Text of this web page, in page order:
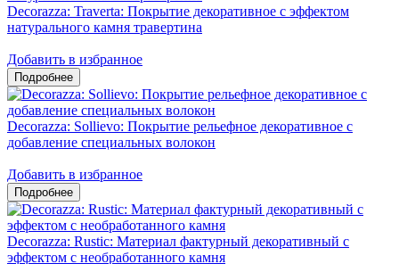
Decorazza: Traverta: Покрытие декоративное с эффектом
натурального камня травертина
Добавить в избранное
Decorazza: Sollievo: Покрытие рельефное декоративное с
добавление специальных волокон
Добавить в избранное
Decorazza: Rustic: Материал фактурный декоративный с
эффектом с необработанного камня